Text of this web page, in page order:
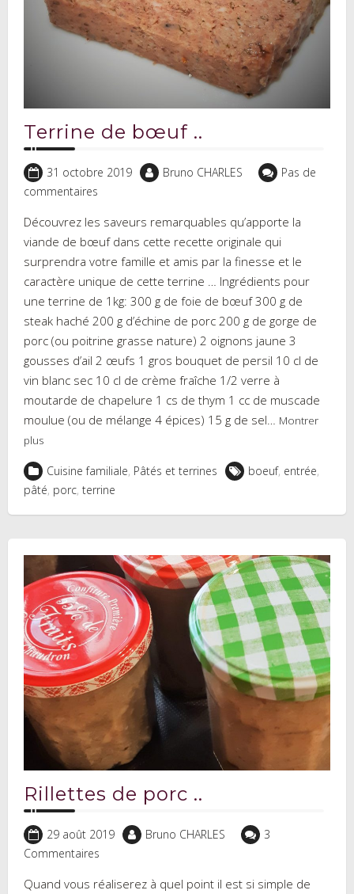
Terrine de bœuf ..
31 octobre 2019 Bruno CHARLES
Pas de
commentaires
Découvrez les saveurs remarquables qu’apporte la
viande de bœuf dans cette recette originale qui
surprendra votre famille et amis par la finesse et le
caractère unique de cette terrine … Ingrédients pour
une terrine de 1kg: 300 g de foie de bœuf 300 g de
steak haché 200 g d’échine de porc 200 g de gorge de
porc (ou poitrine grasse nature) 2 oignons jaune 3
gousses d’ail 2 œufs 1 gros bouquet de persil 10 cl de
vin blanc sec 10 cl de crème fraîche 1/2 verre à
moutarde de chapelure 1 cs de thym 1 cc de muscade
moulue (ou de mélange 4 épices) 15 g de sel…
Montrer
plus
Cuisine familiale, Pâtés et terrines boeuf, entrée,
pâté, porc, terrine
Rillettes de porc ..
29 août 2019 Bruno CHARLES
3
Commentaires
Quand vous réaliserez à quel point il est si simple de